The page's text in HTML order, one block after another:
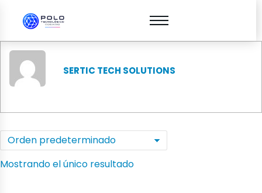
SERTIC TECH SOLUTIONS
Mostrando el único resultado